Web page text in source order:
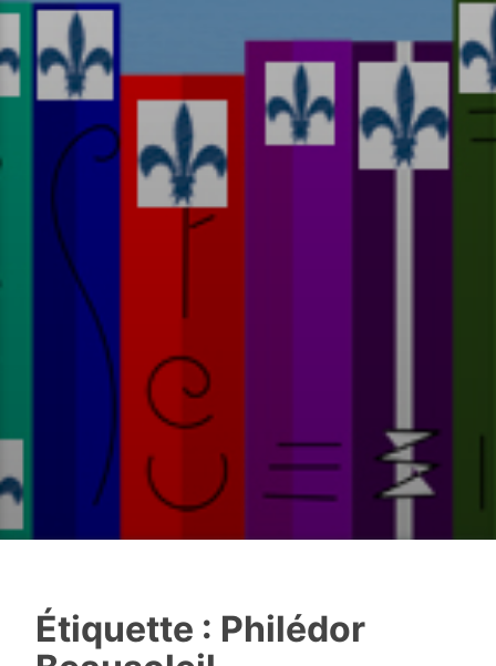
Étiquette : Philédor